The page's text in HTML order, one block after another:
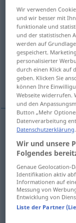
Übersicht aller
(Für mehr Details
Verzierung,
Dichtung
Besatzm
Garnierungf
Wir verwenden
und wir besser mit
funktionale und
und der statistischen
werden auf
gespeichert.
personalisierter
durch einen Klick auf
geben. Klicken Sie
können Ihre
Webseite widerrufen.
und den
Button „Mehr
Datenverarbeitung
Datenschutzerklärung
Wir und unsere
Folgendes
Genaue Geolocation-
Identifikation aktiv
Informationen auf
Messung von
Entwicklung von
Liste der Partner